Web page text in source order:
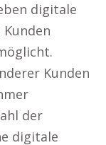
digitale
Kunden
der
digitale